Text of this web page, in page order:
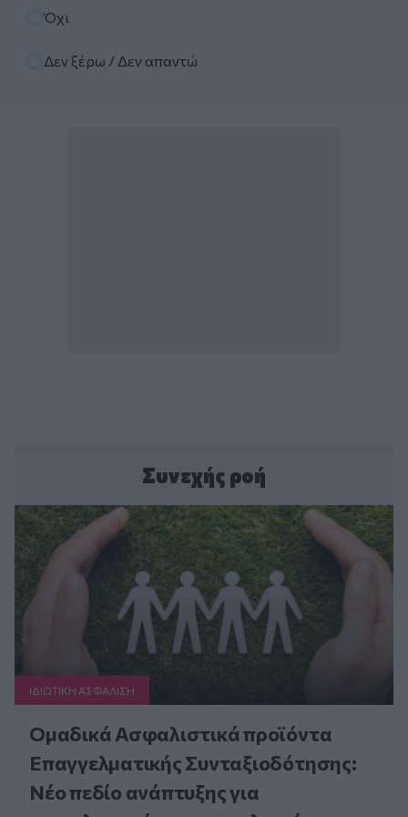
Όχι
Δεν ξέρω / Δεν απαντώ
Συνεχής ροή
ΙΔΙΩΤΙΚΗ ΑΣΦAΛΙΣΗ
Ομαδικά Ασφαλιστικά προϊόντα
Επαγγελματικής Συνταξιοδότησης:
Νέο πεδίο ανάπτυξης για